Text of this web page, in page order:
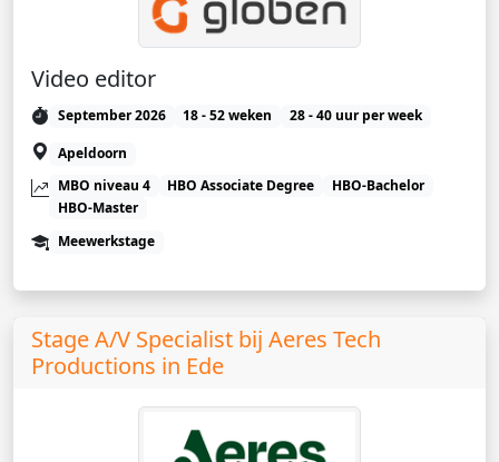
Video editor
September 2026 18 - 52 weken
28 - 40 uur per week
Apeldoorn
MBO niveau 4
HBO Associate Degree
HBO-Bachelor
HBO-Master
Meewerkstage
Stage A/V Specialist bij Aeres Tech
Productions in Ede